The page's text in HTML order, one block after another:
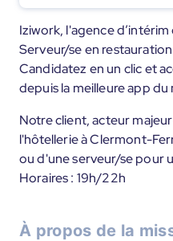
Iziwork, l'agence
Serveur/se en
Candidatez en un clic et
depuis la meilleure app du
Notre client, acteur
l'hôtellerie à Clermont-
ou d'une serveur/se pour
Horaires : 19h/22h
À propos de la